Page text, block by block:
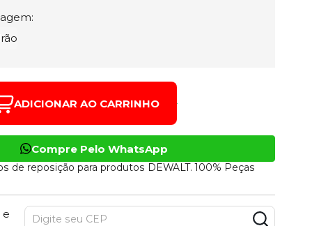
ADICIONAR AO CARRINHO
Compre Pelo WhatsApp
de reposição para produtos DEWALT. 100% Peças
e